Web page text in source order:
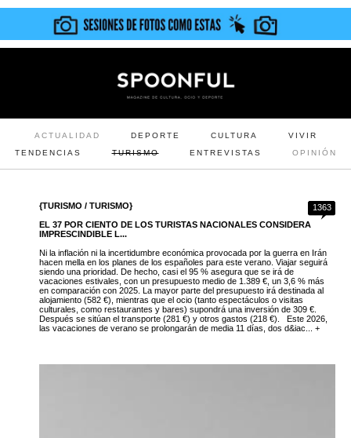
ACTUALIDAD DEPORTE CULTURA
VIVIR
TENDENCIAS
TURISMO ENTREVISTAS OPINIÓN
1363
{TURISMO / TURISMO}
EL 37 POR CIENTO DE LOS TURISTAS NACIONALES CONSIDERA
IMPRESCINDIBLE L...
Ni la inflación ni la incertidumbre económica provocada por la guerra en Irán
hacen mella en los planes de los españoles para este verano. Viajar seguirá
siendo una prioridad. De hecho, casi el 95 % asegura que se irá de
vacaciones estivales, con un presupuesto medio de 1.389 €, un 3,6 % más
en comparación con 2025. La mayor parte del presupuesto irá destinada al
alojamiento (582 €), mientras que el ocio (tanto espectáculos o visitas
culturales, como restaurantes y bares) supondrá una inversión de 309 €.
Después se sitúan el transporte (281 €) y otros gastos (218 €). Este 2026,
las vacaciones de verano se prolongarán de media 11 días, dos d&iac... +